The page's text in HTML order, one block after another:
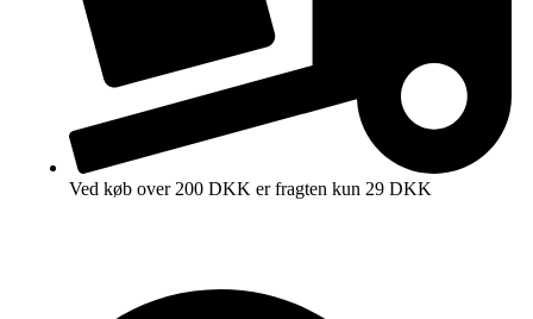
Ved køb over 200 DKK er fragten kun 29 DKK